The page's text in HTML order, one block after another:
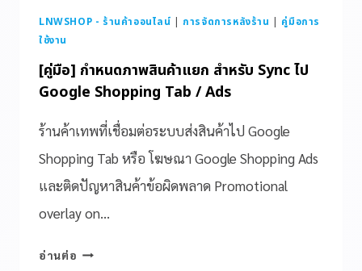
LNWSHOP - ร้านค้าออนไลน์ | การจัดการหลังร้าน | คู่มือการ
ใช้งาน
[คู่มือ] กำหนดภาพสินค้าแยก สำหรับ Sync ไป
Google Shopping Tab / Ads
ร้านค้าเทพที่เชื่อมต่อระบบส่งสินค้าไป Google
Shopping Tab หรือ โฆษณา Google Shopping Ads
และติดปัญหาสินค้าข้อผิดพลาด Promotional
overlay on…
อ่านต่อ